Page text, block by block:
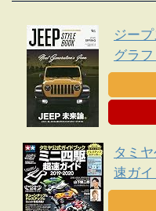
ジー
グラ
タミ
速ガイ